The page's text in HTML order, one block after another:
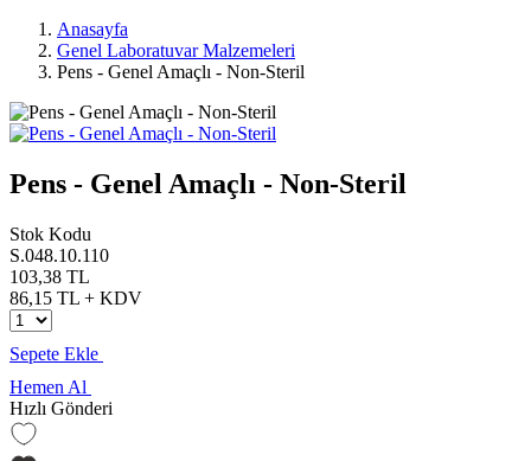
Anasayfa
Genel Laboratuvar Malzemeleri
Pens - Genel Amaçlı - Non-Steril
Pens - Genel Amaçlı - Non-Steril
Stok Kodu
S.048.10.110
103,38 TL
86,15 TL + KDV
Sepete Ekle
Hemen Al
Hızlı Gönderi